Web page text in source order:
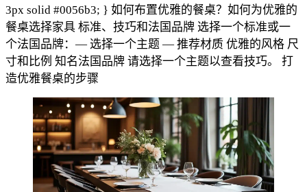
3px solid #0056b3; } 如何布置优雅的餐桌？如何为优雅的
餐桌选择家具 标准、技巧和法国品牌 选择一个标准或一
个法国品牌：— 选择一个主题 — 推荐材质 优雅的风格 尺
寸和比例 知名法国品牌 请选择一个主题以查看技巧。 打
造优雅餐桌的步骤